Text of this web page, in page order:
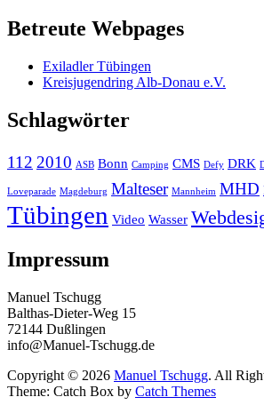
Betreute Webpages
Exiladler Tübingen
Kreisjugendring Alb-Donau e.V.
Schlagwörter
112 2010 ASB Bonn Camping CMS Defy DRK
Loveparade Magdeburg Malteser Mannheim MHD
Tübingen Video Wasser
Impressum
Manuel Tschugg
Balthas-Dieter-Weg 15
72144 Dußlingen
info@Manuel-Tschugg.de
Copyright © 2026 Manuel Tschugg. All
Theme: Catch Box by Catch Themes